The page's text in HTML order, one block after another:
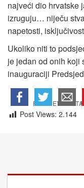
najveći dio
izruguju… niječu
napetosti,
Ukoliko niti to
je jedan od onih koji
inauguraciji
Post Views: 2.144